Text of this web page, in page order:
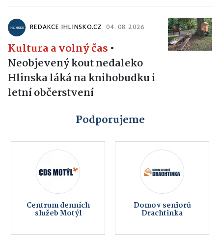
REDAKCE IHLINSKO.CZ 04. 08. 2026
Kultura a volný čas •
Neobjevený kout nedaleko
Hlinska láká na knihobudku i
letní občerstvení
Podporujeme
Centrum denních
služeb Motýl
Domov seniorů
Drachtinka